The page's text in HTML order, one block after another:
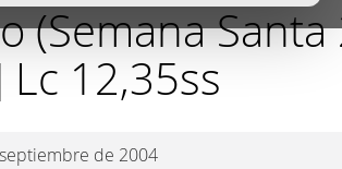
(Semana
12,35ss
de 2004